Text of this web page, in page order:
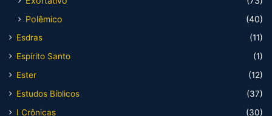
Polêmico
(40)
Esdras
(11)
Espírito Santo
(1)
Ester
(12)
Estudos Bíblicos
(37)
I Crônicas
(30)